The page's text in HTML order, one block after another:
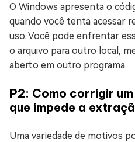
O Windows apresenta o
quando você tenta acessar
uso. Você pode enfrentar
o arquivo para outro local,
aberto em outro programa.
P2: Como corrigir
que impede a
Uma variedade de motivos